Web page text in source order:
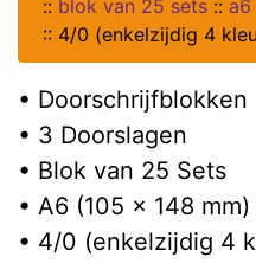
:: blok van 25 sets ::
:: 4/0 (enkelzijdig 4
• Doorschrijfblokken
• 3 Doorslagen
• Blok van 25 Sets
• A6 (105 x 148 mm)
• 4/0 (enkelzijdig 4